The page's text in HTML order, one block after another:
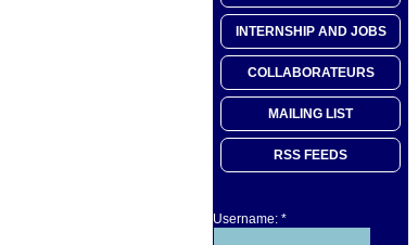
INTERNSHIP AND JOBS
COLLABORATEURS
MAILING LIST
RSS FEEDS
Username: *